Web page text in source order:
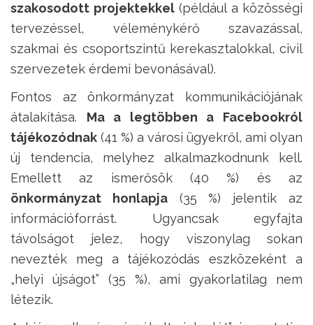
szakosodott projektekkel(például a közösségi
tervezéssel, véleménykérő szavazással,
szakmai és csoportszintű kerekasztalokkal, civil
szervezetek érdemi bevonásával).
Fontos az önkormányzat kommunikációjának
átalakítása. Ma a legtöbben a Facebookról
tájékozódnak (41 %) a városi ügyekről, ami olyan
új tendencia, melyhez alkalmazkodnunk kell.
Emellett az ismerősök (40 %) és az
önkormányzat honlapja(35 %) jelentik az
információforrást. Ugyancsak egyfajta
távolságot jelez, hogy viszonylag sokan
nevezték meg a tájékozódás eszközeként a
„helyi újságot” (35 %), ami gyakorlatilag nem
létezik.